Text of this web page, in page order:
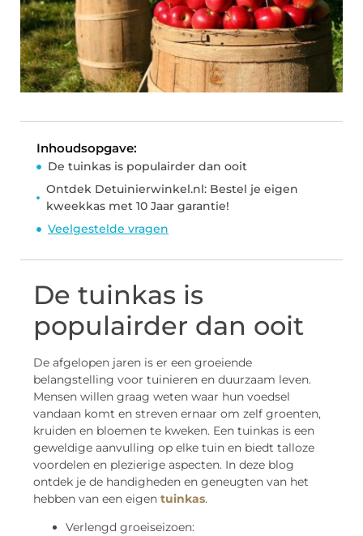
Inhoudsopgave:
De tuinkas is populairder dan ooit
Ontdek Detuinierwinkel.nl: Bestel je eigen
kweekkas met 10 Jaar garantie!
Veelgestelde vragen
De tuinkas is
populairder dan ooit
De afgelopen jaren is er een groeiende
belangstelling voor tuinieren en duurzaam leven.
Mensen willen graag weten waar hun voedsel
vandaan komt en streven ernaar om zelf groenten,
kruiden en bloemen te kweken. Een tuinkas is een
geweldige aanvulling op elke tuin en biedt talloze
voordelen en plezierige aspecten. In deze blog
ontdek je de handigheden en geneugten van het
hebben van een eigen tuinkas.
Verlengd groeiseizoen: